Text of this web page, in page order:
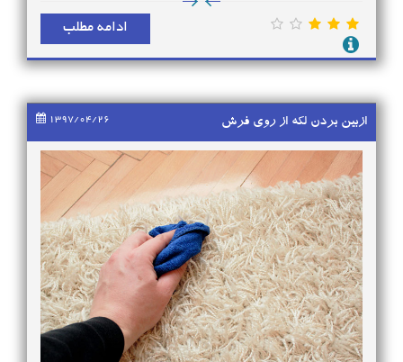
ادامه مطلب
ازبین بردن لکه از روی فرش 1397/04/26